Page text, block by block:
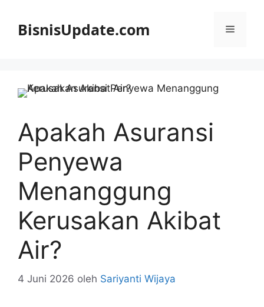
BisnisUpdate.com Menu
Apakah Asuransi
Penyewa
Menanggung
Kerusakan Akibat
Air?
4 Juni 2026 oleh Sariyanti Wijaya